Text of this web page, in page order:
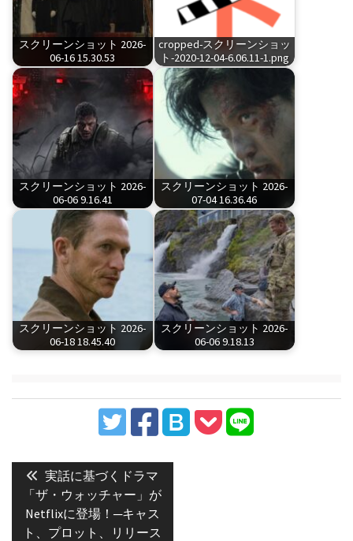
スクリーンショット 2026-
06-16 15.30.53
cropped-スクリーンショッ
ト-2020-12-04-6.06.11-1.png
スクリーンショット 2026-
06-06 9.16.41
スクリーンショット 2026-
07-04 16.36.46
スクリーンショット 2026-
06-18 18.45.40
スクリーンショット 2026-
06-06 9.18.13
ビ
Previous
post:
実話に基づくドラマ
「ザ・ウォッチャー」が
Netflixに登場！─キャス
ト、プロット、リリース